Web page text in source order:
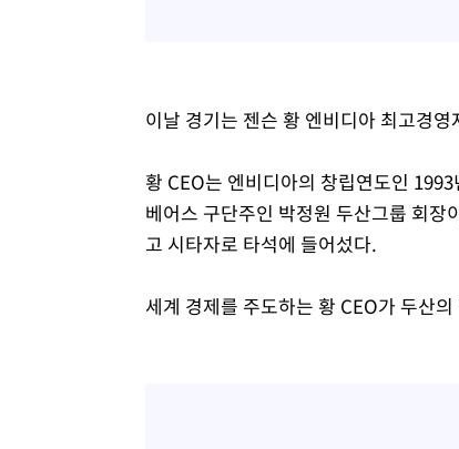
이날 경기는 젠슨 황 엔비디아 최고경
황 CEO는 엔비디아의 창립연도인
베어스 구단주인 박정원 두산그룹 회
고 시타자로 타석에 들어섰다.
세계 경제를 주도하는 황 CEO가 두산